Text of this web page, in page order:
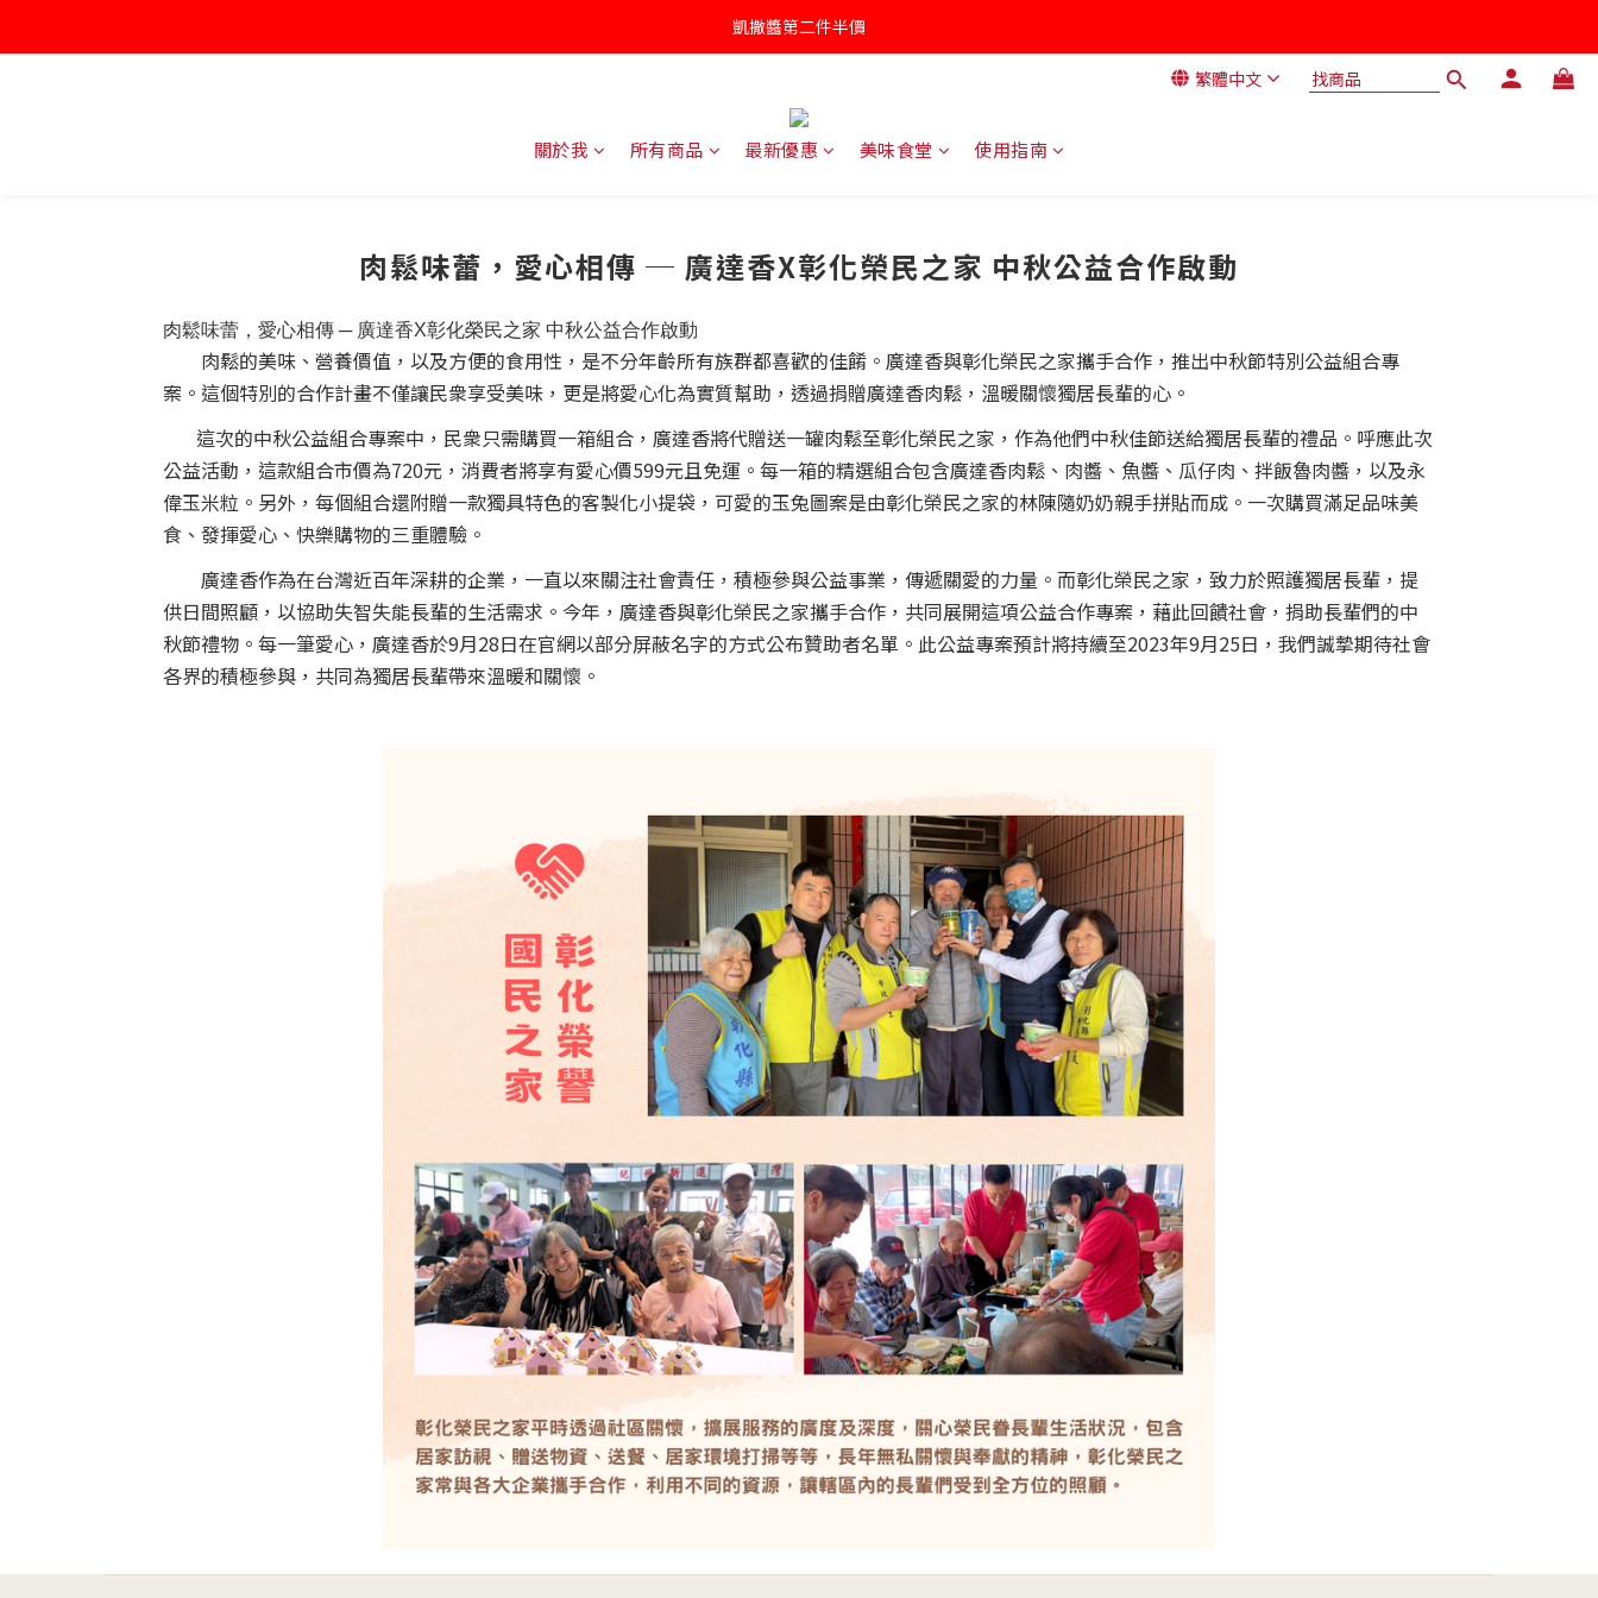
凱撒醬第二件半價
罐頭/肉鬆五件85折
針對近期供應商油品檢驗不符法規聲明書
凱撒醬第二件半價
繁體中文
關於我 所有商品 最新優惠 美味食堂 使用指南
肉鬆味蕾，愛心相傳 ─ 廣達香X彰化榮民之家 中秋公益合作啟動
肉鬆味蕾，愛心相傳 ─ 廣達香X彰化榮民之家 中秋公益合作啟動
肉鬆的美味、營養價值，以及方便的食用性，是不分年齡所有族群都喜歡的佳餚。廣達香與彰化榮民之家攜手合作，推出中秋節特別公益組合專
案。這個特別的合作計畫不僅讓民衆享受美味，更是將愛心化為實質幫助，透過捐贈廣達香肉鬆，溫暖關懷獨居長輩的心。
這次的中秋公益組合專案中，民衆只需購買一箱組合，廣達香將代贈送一罐肉鬆至彰化榮民之家，作為他們中秋佳節送給獨居長輩的禮品。呼應此次
公益活動，這款組合市價為720元，消費者將享有愛心價599元且免運。每一箱的精選組合包含廣達香肉鬆、肉醬、魚醬、瓜仔肉、拌飯魯肉醬，以及永
偉玉米粒。另外，每個組合還附贈一款獨具特色的客製化小提袋，可愛的玉兔圖案是由彰化榮民之家的林陳隨奶奶親手拼貼而成。一次購買滿足品味美
食、發揮愛心、快樂購物的三重體驗。
廣達香作為在台灣近百年深耕的企業，一直以來關注社會責任，積極參與公益事業，傳遞關愛的力量。而彰化榮民之家，致力於照護獨居長輩，提
供日間照顧，以協助失智失能長輩的生活需求。今年，廣達香與彰化榮民之家攜手合作，共同展開這項公益合作專案，藉此回饋社會，捐助長輩們的中
秋節禮物。每一筆愛心，廣達香於9月28日在官網以部分屏蔽名字的方式公布贊助者名單。此公益專案預計將持續至2023年9月25日，我們誠摯期待社會
各界的積極參與，共同為獨居長輩帶來溫暖和關懷。